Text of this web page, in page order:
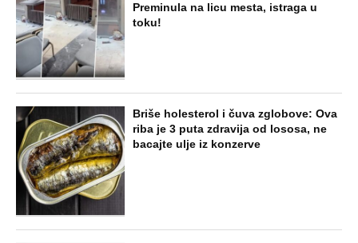
Preminula na licu mesta, istraga u
toku!
Briše holesterol i čuva zglobove: Ova
riba je 3 puta zdravija od lososa, ne
bacajte ulje iz konzerve